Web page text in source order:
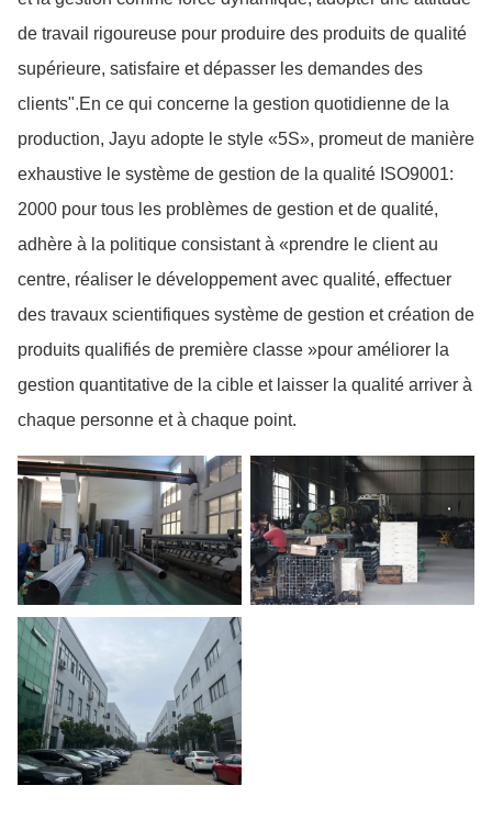
de travail rigoureuse pour produire des produits de qualité
supérieure, satisfaire et dépasser les demandes des
clients".En ce qui concerne la gestion quotidienne de la
production, Jayu adopte le style «5S», promeut de manière
exhaustive le système de gestion de la qualité ISO9001:
2000 pour tous les problèmes de gestion et de qualité,
adhère à la politique consistant à «prendre le client au
centre, réaliser le développement avec qualité, effectuer
des travaux scientifiques système de gestion et création de
produits qualifiés de première classe »pour améliorer la
gestion quantitative de la cible et laisser la qualité arriver à
chaque personne et à chaque point.